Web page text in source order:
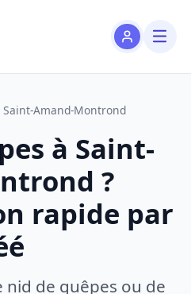
Saint-Amand-Montrond
à Saint-
?
rapide par
nid de guêpes ou de